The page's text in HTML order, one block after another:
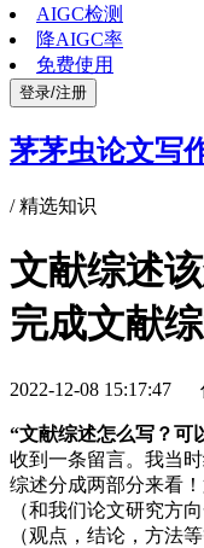
AIGC检测
降AIGC率
免费使用
登录/注册
茅茅虫论文写
/精选知识
文献综述
完成文献
2022-12-08 15:17:47
“文献综述怎么写？可
收到一条留言。我当
综述分成两部分来看
（和我们论文研究方
（观点，结论，方法